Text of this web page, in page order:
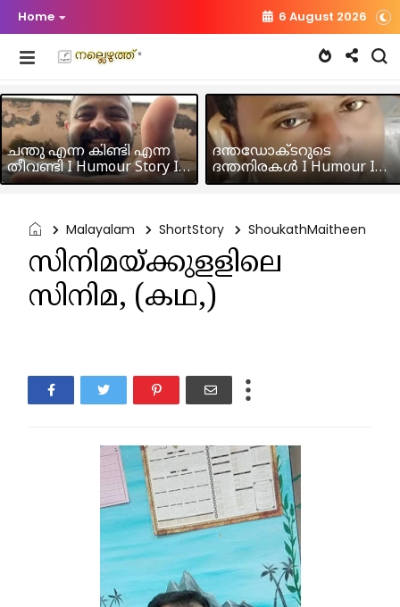
Home 6 August 2026
ചന്തു എന്ന കിണ്ടി എന്ന
തീവണ്ടി I Humour Story I
Rajeev Panicker
ദന്തഡോക്ടറുടെ
ദന്തനിരകൾ I Humour I
Hussain MK
Malayalam ShortStory ShoukathMaitheen
സിനിമയ്ക്കുളളിലെ
സിനിമ, (കഥ,)